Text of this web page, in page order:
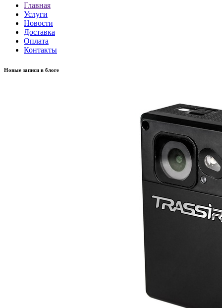
Главная
Услуги
Новости
Доставка
Оплата
Контакты
Новые записи в блоге